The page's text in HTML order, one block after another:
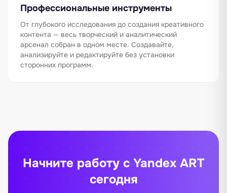
Профессиональные инструменты
От глубокого исследования до создания креативного
контента — весь творческий и аналитический
арсенал собран в одном месте. Создавайте,
анализируйте и редактируйте без установки
сторонних программ.
Начните работу с Yandex ART
сегодня